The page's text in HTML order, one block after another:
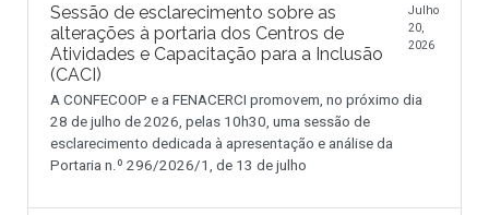
Sessão de esclarecimento sobre as
alterações à portaria dos Centros de
Atividades e Capacitação para a Inclusão
(CACI)
Julho
20,
2026
A CONFECOOP e a FENACERCI promovem, no próximo dia
28 de julho de 2026, pelas 10h30, uma sessão de
esclarecimento dedicada à apresentação e análise da
Portaria n.º 296/2026/1, de 13 de julho